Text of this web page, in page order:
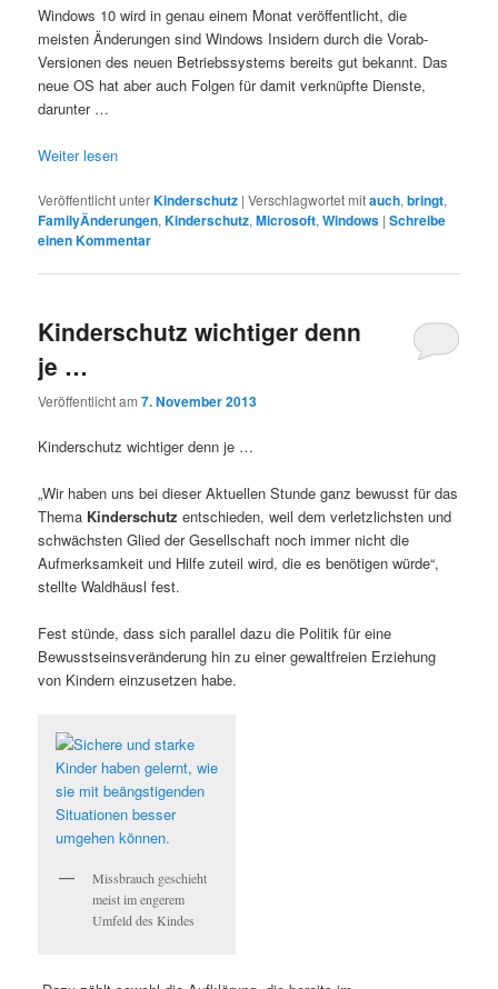
Windows 10 wird in genau einem Monat veröffentlicht, die
meisten Änderungen sind Windows Insidern durch die Vorab-
Versionen des neuen Betriebssystems bereits gut bekannt. Das
neue OS hat aber auch Folgen für damit verknüpfte Dienste,
darunter …
Weiter lesen
Veröffentlicht unterKinderschutz |Verschlagwortet mitauch,bringt,
FamilyÄnderungen,Kinderschutz,Microsoft,Windows |Schreibe
einen Kommentar
Kinderschutz wichtiger denn
je …
Veröffentlicht am7. November 2013
Kinderschutz wichtiger denn je …
„Wir haben uns bei dieser Aktuellen Stunde ganz bewusst für das
Thema Kinderschutz entschieden, weil dem verletzlichsten und
schwächsten Glied der Gesellschaft noch immer nicht die
Aufmerksamkeit und Hilfe zuteil wird, die es benötigen würde“,
stellte Waldhäusl fest.
Fest stünde, dass sich parallel dazu die Politik für eine
Bewusstseinsveränderung hin zu einer gewaltfreien Erziehung
von Kindern einzusetzen habe.
Missbrauch geschieht
meist im engerem
Umfeld des Kindes